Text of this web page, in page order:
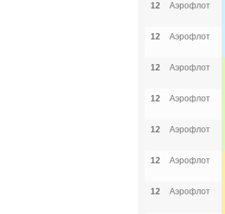
12 Аэрофлот
12 Аэрофлот
12 Аэрофлот
12 Аэрофлот
12 Аэрофлот
12 Аэрофлот
12 Аэрофлот